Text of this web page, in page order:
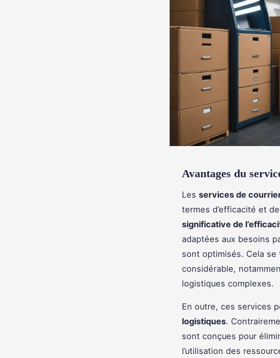
Avantages du
Les services de
termes d’efficacité et
significative de
adaptées aux besoins
sont optimisés. Cela
considérable,
logistiques complexes.
En outre, ces services
logistiques.
sont conçues pour
l’utilisation des